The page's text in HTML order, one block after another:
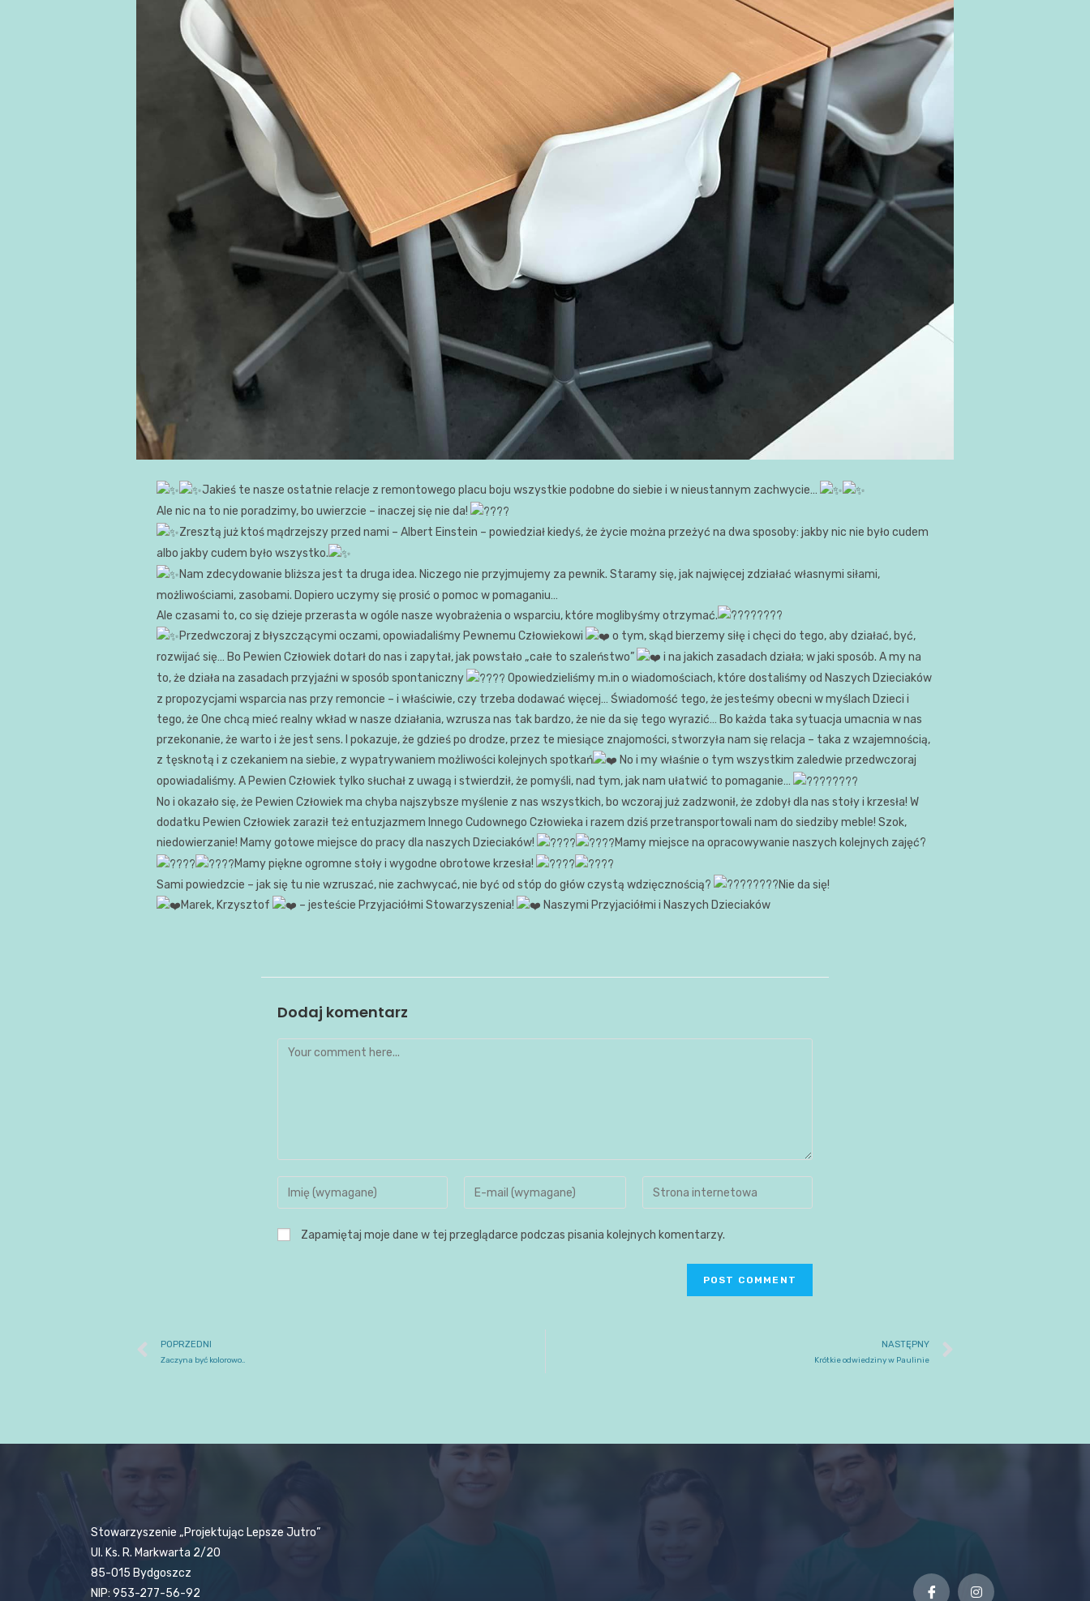
Jakieś te nasze ostatnie relacje z remontowego placu boju wszystkie podobne do siebie i w nieustannym zachwycie…
Ale nic na to nie poradzimy, bo uwierzcie – inaczej się nie da!
Zresztą już ktoś mądrzejszy przed nami – Albert Einstein – powiedział kiedyś, że życie można przeżyć na dwa sposoby: jakby nic nie było cudem
albo jakby cudem było wszystko.
Nam zdecydowanie bliższa jest ta druga idea. Niczego nie przyjmujemy za pewnik. Staramy się, jak najwięcej zdziałać własnymi siłami,
możliwościami, zasobami. Dopiero uczymy się prosić o pomoc w pomaganiu…
Ale czasami to, co się dzieje przerasta w ogóle nasze wyobrażenia o wsparciu, które moglibyśmy otrzymać.
Przedwczoraj z błyszczącymi oczami, opowiadaliśmy Pewnemu Człowiekowi
o tym, skąd bierzemy siłę i chęci do tego, aby działać, być,
rozwijać się… Bo Pewien Człowiek dotarł do nas i zapytał, jak powstało „całe to szaleństwo”
i na jakich zasadach działa; w jaki sposób. A my na
to, że działa na zasadach przyjaźni w sposób spontaniczny
Opowiedzieliśmy m.in o wiadomościach, które dostaliśmy od Naszych Dzieciaków
z propozycjami wsparcia nas przy remoncie – i właściwie, czy trzeba dodawać więcej… Świadomość tego, że jesteśmy obecni w myślach Dzieci i
tego, że One chcą mieć realny wkład w nasze działania, wzrusza nas tak bardzo, że nie da się tego wyrazić… Bo każda taka sytuacja umacnia w nas
przekonanie, że warto i że jest sens. I pokazuje, że gdzieś po drodze, przez te miesiące znajomości, stworzyła nam się relacja – taka z wzajemnością,
z tęsknotą i z czekaniem na siebie, z wypatrywaniem możliwości kolejnych spotkań
No i my właśnie o tym wszystkim zaledwie przedwczoraj
opowiadaliśmy. A Pewien Człowiek tylko słuchał z uwagą i stwierdził, że pomyśli, nad tym, jak nam ułatwić to pomaganie…
No i okazało się, że Pewien Człowiek ma chyba najszybsze myślenie z nas wszystkich, bo wczoraj już zadzwonił, że zdobył dla nas stoły i krzesła! W
dodatku Pewien Człowiek zaraził też entuzjazmem Innego Cudownego Człowieka i razem dziś przetransportowali nam do siedziby meble! Szok,
niedowierzanie! Mamy gotowe miejsce do pracy dla naszych Dzieciaków!
Mamy miejsce na opracowywanie naszych kolejnych zajęć?
Mamy piękne ogromne stoły i wygodne obrotowe krzesła!
Sami powiedzcie – jak się tu nie wzruszać, nie zachwycać, nie być od stóp do głów czystą wdzięcznością?
Nie da się!
Marek, Krzysztof
– jesteście Przyjaciółmi Stowarzyszenia! Naszymi Przyjaciółmi i Naszych Dzieciaków
Dodaj komentarz
Zapamiętaj moje dane w tej przeglądarce podczas pisania kolejnych komentarzy.
POPRZEDNI
Zaczyna być kolorowo..
NASTĘPNY
Krótkie odwiedziny w Paulinie
Stowarzyszenie „Projektując Lepsze Jutro”
Ul. Ks. R. Markwarta 2/20
85-015 Bydgoszcz
NIP: 953-277-56-92